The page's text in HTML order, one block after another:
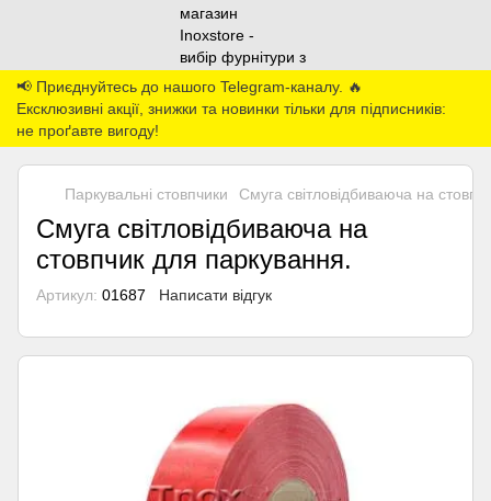
📢 Приєднуйтесь до нашого Telegram-каналу. 🔥
Ексклюзивні акції, знижки та новинки тільки для підписників:
не проґавте вигоду!
Паркувальні стовпчики Смуга світловідбиваюча на
Смуга світловідбиваюча на
стовпчик для паркування.
Артикул: 01687 Написати відгук